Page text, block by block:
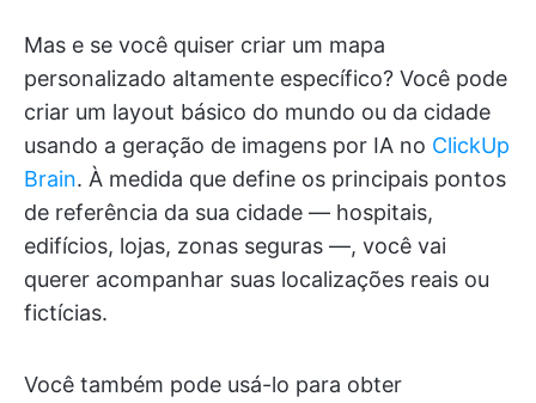
Mas e se você quiser criar um mapa
personalizado altamente específico? Você pode
criar um layout básico do mundo ou da cidade
usando a geração de imagens por IA no ClickUp
Brain. À medida que define os principais pontos
de referência da sua cidade — hospitais,
edifícios, lojas, zonas seguras —, você vai
querer acompanhar suas localizações reais ou
fictícias.
Você também pode usá-lo para obter